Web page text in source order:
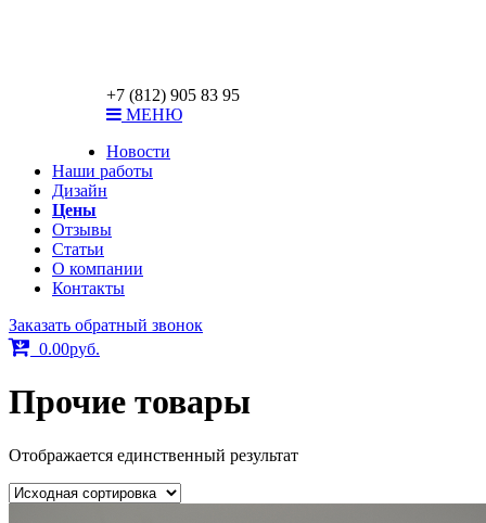
+7 (812) 905 83 95
МЕНЮ
Новости
Наши работы
Дизайн
Цены
Отзывы
Статьи
О компании
Контакты
Заказать обратный звонок
0.00руб.
Прочие товары
Отображается единственный результат